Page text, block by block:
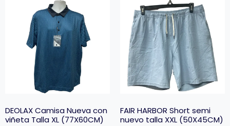
DEOLAX Camisa Nueva con
viñeta Talla XL (77X60CM)
FAIR HARBOR Short semi
nuevo talla XXL (50X45CM)